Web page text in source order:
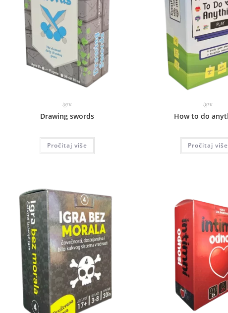
igre
Drawing swords
Pročitaj više
igre
How to do
Pročitaj više